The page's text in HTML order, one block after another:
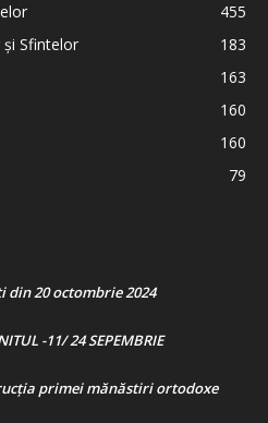
455
Sfintelor
183
163
160
160
79
20 octombrie 2024
-11/ 24 SEPEMBRIE
primei mănăstiri ortodoxe